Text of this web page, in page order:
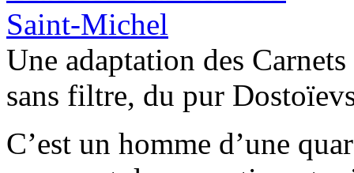
Une adaptation des
sans filtre, du pur
C’est un homme d’une